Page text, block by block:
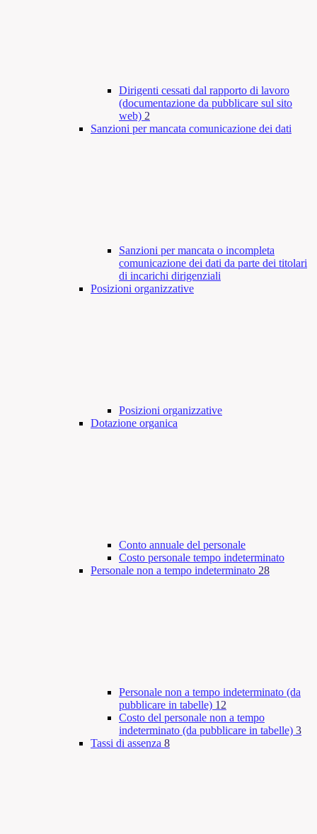
Dirigenti cessati dal rapporto di lavoro
(documentazione da pubblicare sul sito
web) 2
Sanzioni per mancata comunicazione dei dati
Sanzioni per mancata o incompleta
comunicazione dei dati da parte dei titolari
di incarichi dirigenziali
Posizioni organizzative
Posizioni organizzative
Dotazione organica
Conto annuale del personale
Costo personale tempo indeterminato
Personale non a tempo indeterminato 28
Personale non a tempo indeterminato (da
pubblicare in tabelle) 12
Costo del personale non a tempo
indeterminato (da pubblicare in tabelle) 3
Tassi di assenza 8